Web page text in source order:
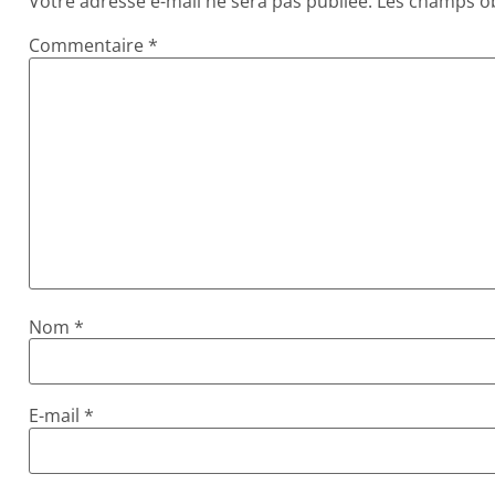
Commentaire*
Nom *
E-mail *